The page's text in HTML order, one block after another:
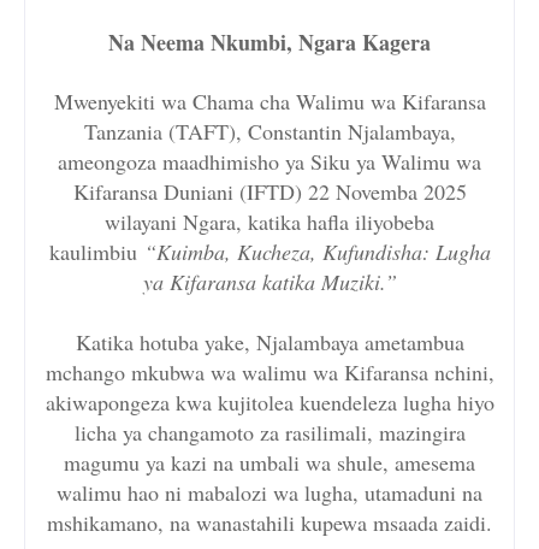
Na Neema Nkumbi, Ngara Kagera
Mwenyekiti wa Chama cha Walimu wa Kifaransa
Tanzania (TAFT), Constantin Njalambaya,
ameongoza maadhimisho ya Siku ya Walimu wa
Kifaransa Duniani (IFTD) 22 Novemba 2025
wilayani Ngara, katika hafla iliyobeba
kaulimbiu “Kuimba, Kucheza, Kufundisha: Lugha
ya Kifaransa katika Muziki.”
Katika hotuba yake, Njalambaya ametambua
mchango mkubwa wa walimu wa Kifaransa nchini,
akiwapongeza kwa kujitolea kuendeleza lugha hiyo
licha ya changamoto za rasilimali, mazingira
magumu ya kazi na umbali wa shule, amesema
walimu hao ni mabalozi wa lugha, utamaduni na
mshikamano, na wanastahili kupewa msaada zaidi.